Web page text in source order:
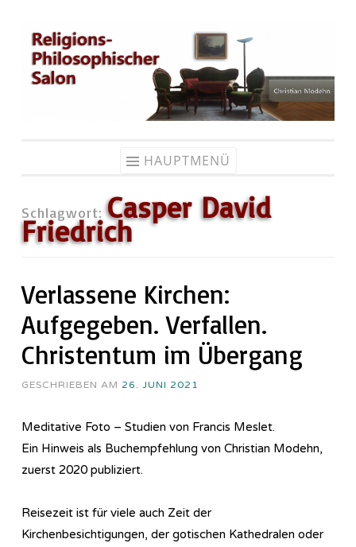
Zum
Inhalt
springen
HAUPTMENÜ
Schlagwort:Casper David
Friedrich
Verlassene Kirchen:
Aufgegeben. Verfallen.
Christentum im Übergang
GESCHRIEBEN AM 26. JUNI 2021
Meditative Foto – Studien von Francis Meslet.
Ein Hinweis als Buchempfehlung von Christian Modehn,
zuerst 2020 publiziert.
Reisezeit ist für viele auch Zeit der
Kirchenbesichtigungen, der gotischen Kathedralen oder